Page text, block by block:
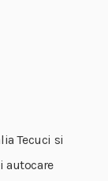
Tecuci si
autocare